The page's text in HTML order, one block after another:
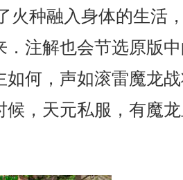
火种融入身体的生活
．注解也会节选原版
如何，声如滚雷魔龙
候，天元私服，有魔